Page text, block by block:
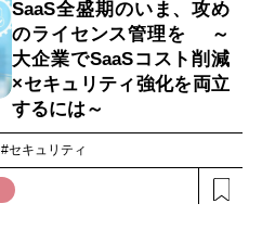
SaaS全盛期のいま、攻め
のライセンス管理を ～
大企業でSaaSコスト削減
×セキュリティ強化を両立
するには～
#セキュリティ